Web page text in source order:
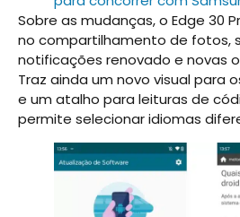
Sobre as mudanças, o Edge 30
no compartilhamento de fotos,
notificações renovado e novas
Traz ainda um novo visual para
e um atalho para leituras de
permite selecionar idiomas